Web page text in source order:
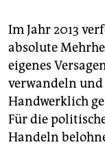
Im Jahr 2013
absolute
eigenes
verwandeln und
Handwerklich
Für die
Handeln